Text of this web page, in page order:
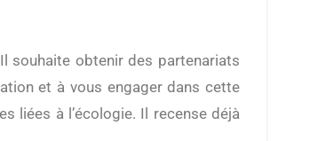
et à vous engager dans cette
liées à l’écologie. Il recense déjà